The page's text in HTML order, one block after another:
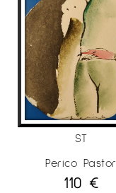
ST
Perico Pastor
110 €